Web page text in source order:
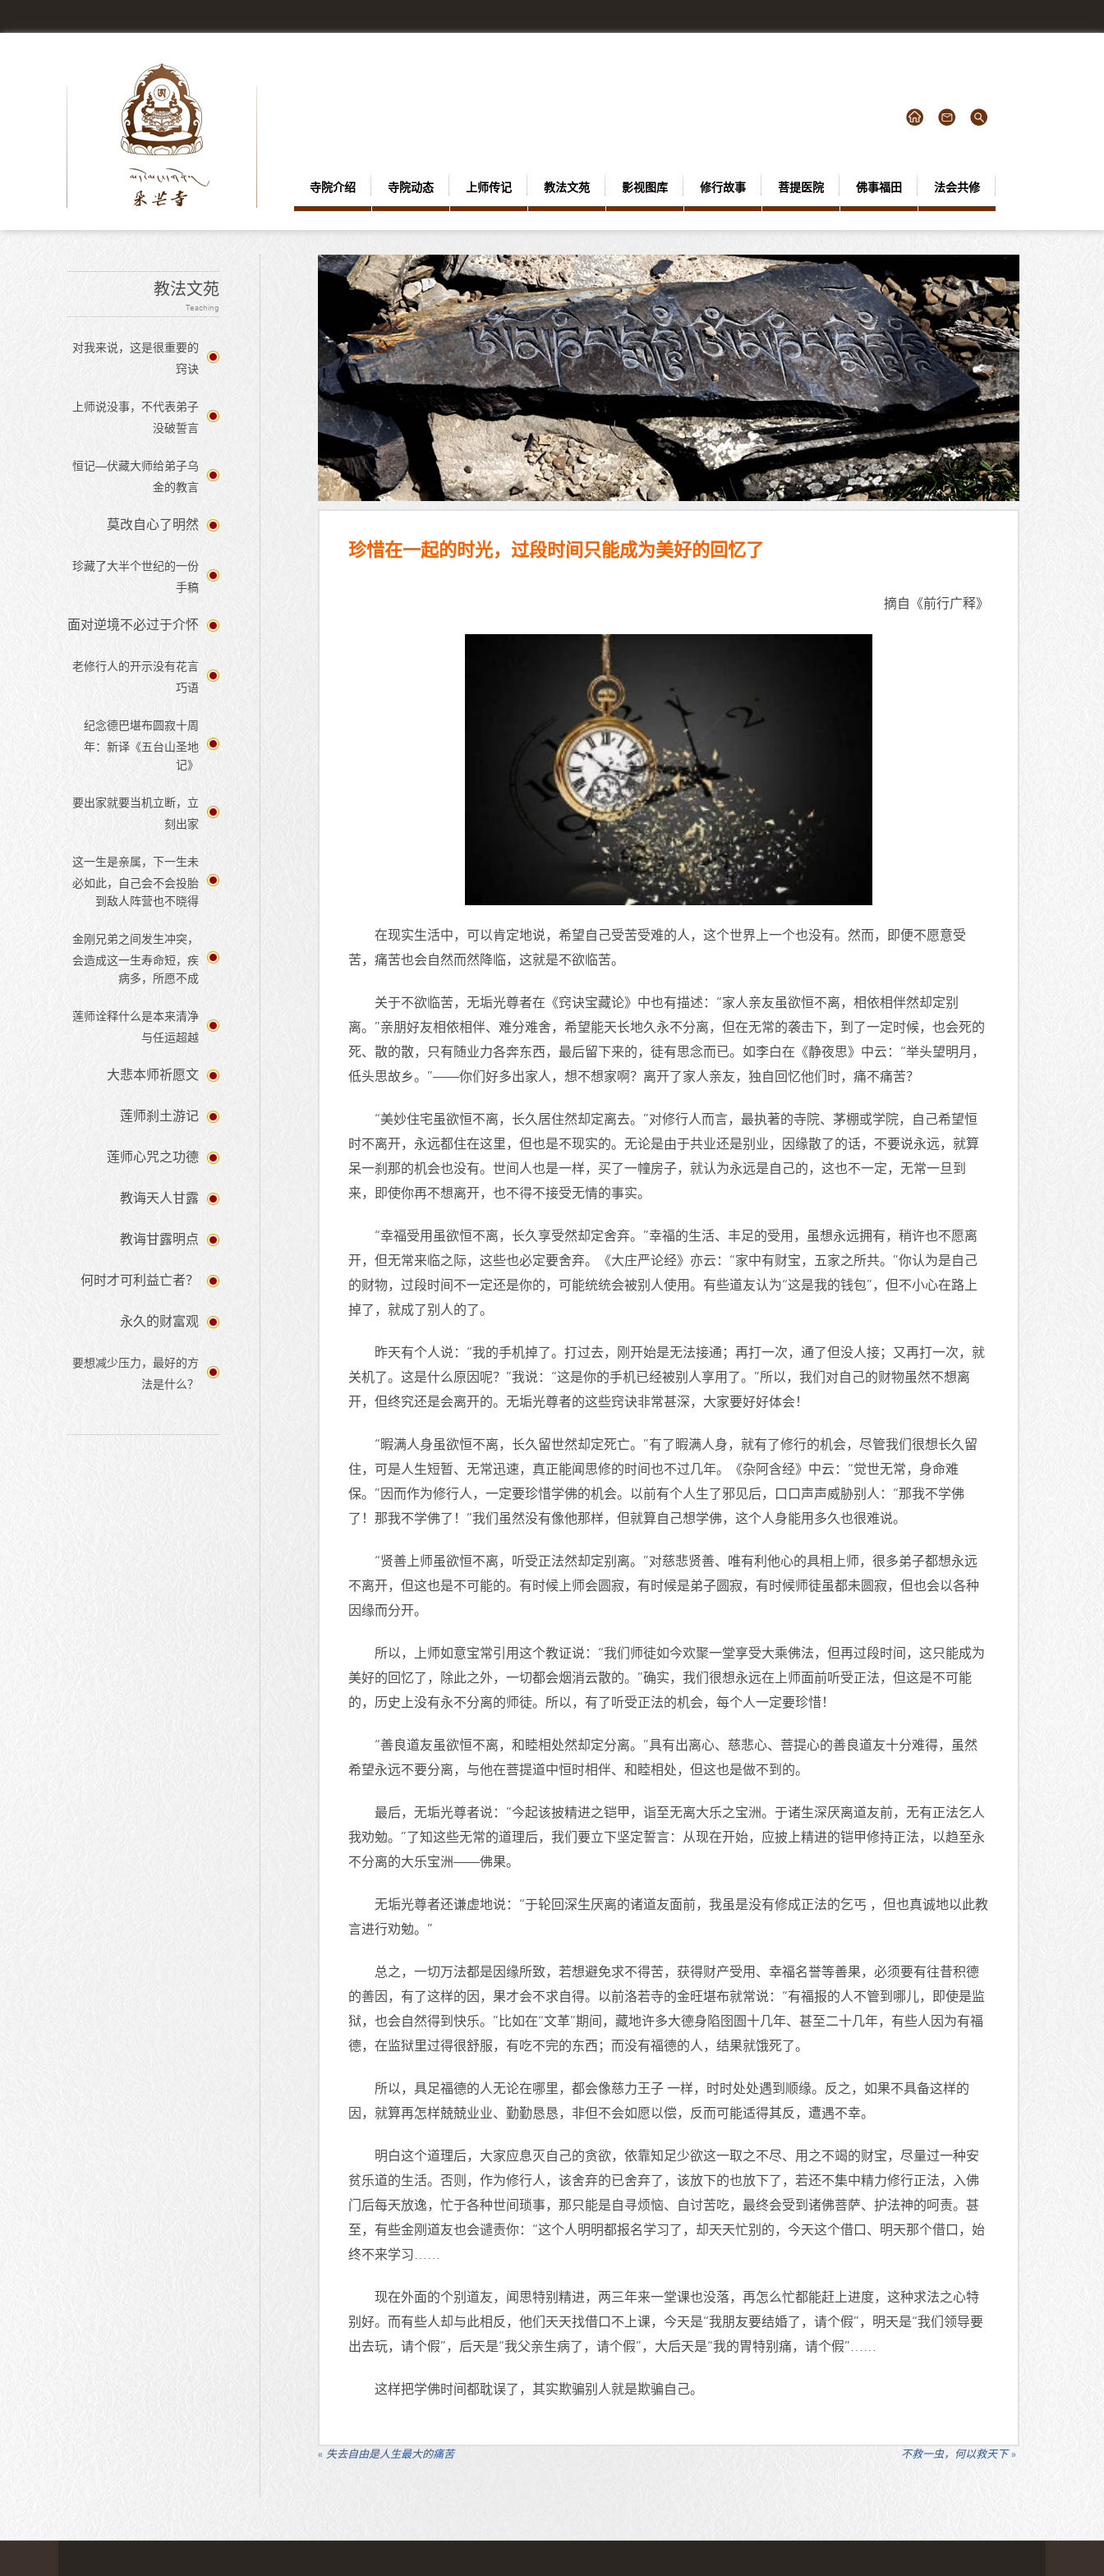
寺院介绍 寺院动态 上师传记 教法文苑 影视图库 修行故事 菩提医院 佛事福田 法会共修
珍惜在一起的时光，过段时间只能成为美好的回忆了
摘自《前行广释》
在现实生活中，可以肯定地说，希望自己受苦受难的人，这个世界上一个也没有。然而，即便不愿意受
苦，痛苦也会自然而然降临，这就是不欲临苦。
关于不欲临苦，无垢光尊者在《窍诀宝藏论》中也有描述：“家人亲友虽欲恒不离，相依相伴然却定别
离。”亲朋好友相依相伴、难分难舍，希望能天长地久永不分离，但在无常的袭击下，到了一定时候，也会死的
死、散的散，只有随业力各奔东西，最后留下来的，徒有思念而已。如李白在《静夜思》中云：“举头望明月，
低头思故乡。”——你们好多出家人，想不想家啊？离开了家人亲友，独自回忆他们时，痛不痛苦？
“美妙住宅虽欲恒不离，长久居住然却定离去。”对修行人而言，最执著的寺院、茅棚或学院，自己希望恒
时不离开，永远都住在这里，但也是不现实的。无论是由于共业还是别业，因缘散了的话，不要说永远，就算
呆一刹那的机会也没有。世间人也是一样，买了一幢房子，就认为永远是自己的，这也不一定，无常一旦到
来，即使你再不想离开，也不得不接受无情的事实。
“幸福受用虽欲恒不离，长久享受然却定舍弃。”幸福的生活、丰足的受用，虽想永远拥有，稍许也不愿离
开，但无常来临之际，这些也必定要舍弃。《大庄严论经》亦云：“家中有财宝，五家之所共。”你认为是自己
的财物，过段时间不一定还是你的，可能统统会被别人使用。有些道友认为“这是我的钱包”，但不小心在路上
掉了，就成了别人的了。
昨天有个人说：“我的手机掉了。打过去，刚开始是无法接通；再打一次，通了但没人接；又再打一次，就
关机了。这是什么原因呢？”我说：“这是你的手机已经被别人享用了。”所以，我们对自己的财物虽然不想离
开，但终究还是会离开的。无垢光尊者的这些窍诀非常甚深，大家要好好体会！
“暇满人身虽欲恒不离，长久留世然却定死亡。”有了暇满人身，就有了修行的机会，尽管我们很想长久留
住，可是人生短暂、无常迅速，真正能闻思修的时间也不过几年。《杂阿含经》中云：“觉世无常，身命难
保。”因而作为修行人，一定要珍惜学佛的机会。以前有个人生了邪见后，口口声声威胁别人：“那我不学佛
了！那我不学佛了！”我们虽然没有像他那样，但就算自己想学佛，这个人身能用多久也很难说。
“贤善上师虽欲恒不离，听受正法然却定别离。”对慈悲贤善、唯有利他心的具相上师，很多弟子都想永远
不离开，但这也是不可能的。有时候上师会圆寂，有时候是弟子圆寂，有时候师徒虽都未圆寂，但也会以各种
因缘而分开。
所以，上师如意宝常引用这个教证说：“我们师徒如今欢聚一堂享受大乘佛法，但再过段时间，这只能成为
美好的回忆了，除此之外，一切都会烟消云散的。”确实，我们很想永远在上师面前听受正法，但这是不可能
的，历史上没有永不分离的师徒。所以，有了听受正法的机会，每个人一定要珍惜！
“善良道友虽欲恒不离，和睦相处然却定分离。”具有出离心、慈悲心、菩提心的善良道友十分难得，虽然
希望永远不要分离，与他在菩提道中恒时相伴、和睦相处，但这也是做不到的。
最后，无垢光尊者说：“今起该披精进之铠甲，诣至无离大乐之宝洲。于诸生深厌离道友前，无有正法乞人
我劝勉。”了知这些无常的道理后，我们要立下坚定誓言：从现在开始，应披上精进的铠甲修持正法，以趋至永
不分离的大乐宝洲——佛果。
无垢光尊者还谦虚地说：“于轮回深生厌离的诸道友面前，我虽是没有修成正法的乞丐 ，但也真诚地以此教
言进行劝勉。”
总之，一切万法都是因缘所致，若想避免求不得苦，获得财产受用、幸福名誉等善果，必须要有往昔积德
的善因，有了这样的因，果才会不求自得。以前洛若寺的金旺堪布就常说：“有福报的人不管到哪儿，即使是监
狱，也会自然得到快乐。”比如在“文革”期间，藏地许多大德身陷囹圄十几年、甚至二十几年，有些人因为有福
德，在监狱里过得很舒服，有吃不完的东西；而没有福德的人，结果就饿死了。
所以，具足福德的人无论在哪里，都会像慈力王子 一样，时时处处遇到顺缘。反之，如果不具备这样的
因，就算再怎样兢兢业业、勤勤恳恳，非但不会如愿以偿，反而可能适得其反，遭遇不幸。
明白这个道理后，大家应息灭自己的贪欲，依靠知足少欲这一取之不尽、用之不竭的财宝，尽量过一种安
贫乐道的生活。否则，作为修行人，该舍弃的已舍弃了，该放下的也放下了，若还不集中精力修行正法，入佛
门后每天放逸，忙于各种世间琐事，那只能是自寻烦恼、自讨苦吃，最终会受到诸佛菩萨、护法神的呵责。甚
至，有些金刚道友也会谴责你：“这个人明明都报名学习了，却天天忙别的，今天这个借口、明天那个借口，始
终不来学习……
现在外面的个别道友，闻思特别精进，两三年来一堂课也没落，再怎么忙都能赶上进度，这种求法之心特
别好。而有些人却与此相反，他们天天找借口不上课，今天是“我朋友要结婚了，请个假”，明天是“我们领导要
出去玩，请个假”，后天是“我父亲生病了，请个假”，大后天是“我的胃特别痛，请个假”……
这样把学佛时间都耽误了，其实欺骗别人就是欺骗自己。
« 失去自由是人生最大的痛苦 不救一虫，何以救天下»
教法文苑
Teaching
对我来说，这是很重要的
窍诀
上师说没事，不代表弟子
没破誓言
恒记—伏藏大师给弟子乌
金的教言
莫改自心了明然
珍藏了大半个世纪的一份
手稿
面对逆境不必过于介怀
老修行人的开示没有花言
巧语
纪念德巴堪布圆寂十周
年：新译《五台山圣地
记》
要出家就要当机立断，立
刻出家
这一生是亲属，下一生未
必如此，自己会不会投胎
到敌人阵营也不晓得
金刚兄弟之间发生冲突，
会造成这一生寿命短，疾
病多，所愿不成
莲师诠释什么是本来清净
与任运超越
大悲本师祈愿文
莲师刹土游记
莲师心咒之功德
教诲天人甘露
教诲甘露明点
何时才可利益亡者？
永久的财富观
要想减少压力，最好的方
法是什么？